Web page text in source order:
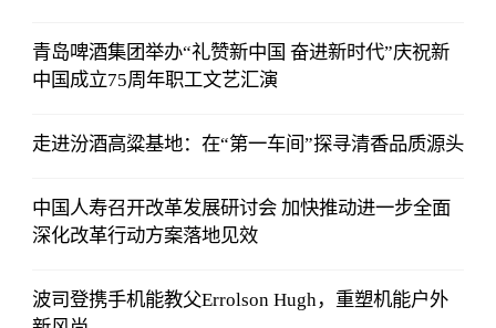
青岛啤酒集团举办“礼赞新中国 奋进新时代”庆祝新
中国成立75周年职工文艺汇演
走进汾酒高粱基地：在“第一车间”探寻清香品质源头
中国人寿召开改革发展研讨会 加快推动进一步全面
深化改革行动方案落地见效
波司登携手机能教父Errolson Hugh，重塑机能户外